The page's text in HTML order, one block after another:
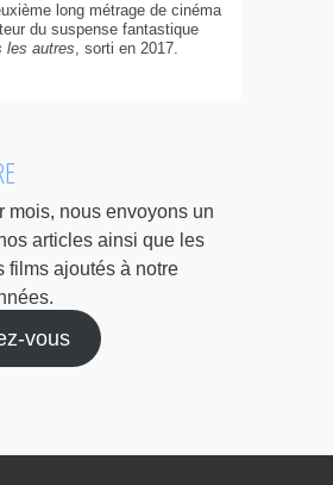
long métrage de cinéma
du suspense fantastique
les autres, sorti en 2017.
mois, nous envoyons un
articles ainsi que les
films ajoutés à notre
vous